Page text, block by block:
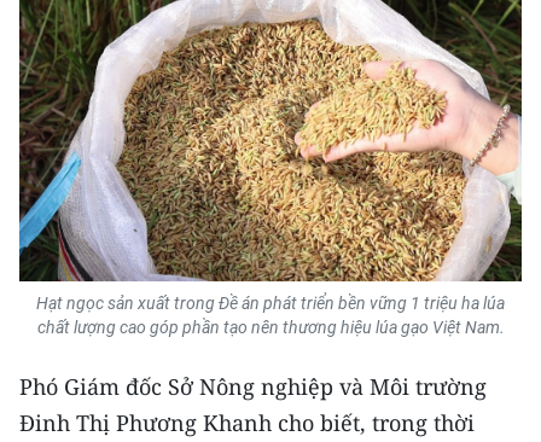
Hạt ngọc sản xuất trong Đề án phát triển bền vững 1 triệu ha lúa
chất lượng cao góp phần tạo nên thương hiệu lúa gạo Việt Nam.
Phó Giám đốc Sở Nông nghiệp và Môi trường
Đinh Thị Phương Khanh cho biết, trong thời